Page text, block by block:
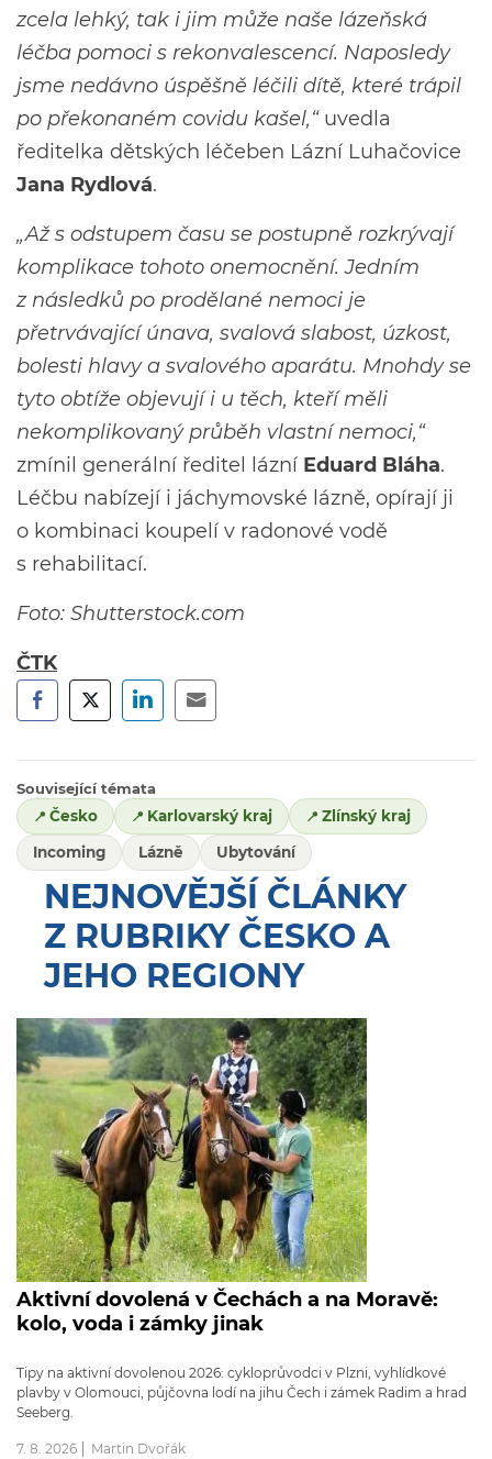
zcela lehký, tak i jim může naše lázeňská
léčba pomoci s rekonvalescencí. Naposledy
jsme nedávno úspěšně léčili dítě, které trápil
po překonaném covidu kašel,“uvedla
ředitelka dětských léčeben Lázní Luhačovice
Jana Rydlová.
„Až s odstupem času se postupně rozkrývají
komplikace tohoto onemocnění. Jedním
z následků po prodělané nemoci je
přetrvávající únava, svalová slabost, úzkost,
bolesti hlavy a svalového aparátu. Mnohdy se
tyto obtíže objevují i u těch, kteří měli
nekomplikovaný průběh vlastní nemoci,“
zmínil generální ředitel lázní Eduard Bláha.
Léčbu nabízejí i jáchymovské lázně, opírají ji
o kombinaci koupelí v radonové vodě
s rehabilitací.
Foto: Shutterstock.com
ČTK
Související témata
Česko
Karlovarský kraj Zlínský kraj
Incoming Lázně Ubytování
NEJNOVĚJŠÍ ČLÁNKY
Z RUBRIKY ČESKO A
JEHO REGIONY
Aktivní dovolená v Čechách a na Moravě:
kolo, voda i zámky jinak
Tipy na aktivní dovolenou 2026: cykloprůvodci v Plzni, vyhlídkové
plavby v Olomouci, půjčovna lodí na jihu Čech i zámek Radim a hrad
Seeberg.
7. 8. 2026 Martin Dvořák